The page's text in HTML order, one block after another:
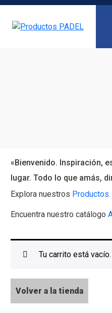
«Bienvenido. Inspiración,
lugar. Todo lo que amás,
Explora nuestros Productos.
Encuentra nuestro catálogo
Tu carrito está vacío.
Volver a la tienda